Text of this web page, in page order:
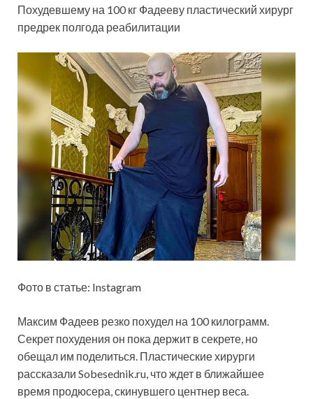
Похудевшему на 100 кг Фадееву пластический хирург
предрек полгода реабилитации
Фото в статье: Instagram
Максим Фадеев резко похудел на 100 килограмм.
Секрет похудения он пока держит в секрете, но
обещал им поделиться. Пластические хирурги
рассказали Sobesednik.ru, что ждет в ближайшее
время продюсера, скинувшего центнер веса.